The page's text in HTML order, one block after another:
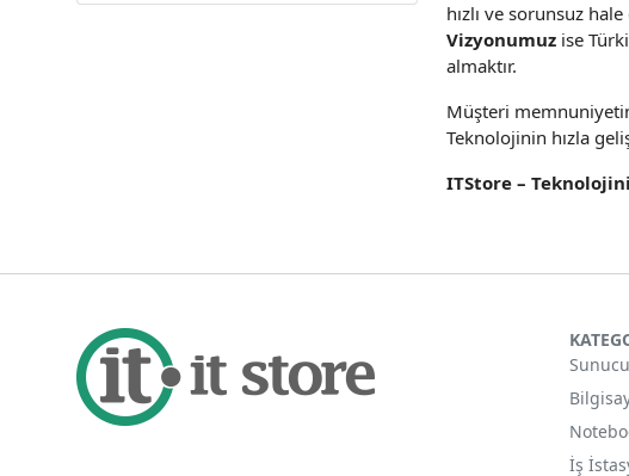
hızlı ve sorunsuz
Vizyonumuz ise
almaktır.
Müşteri
Teknolojinin hızla
ITStore –
İş